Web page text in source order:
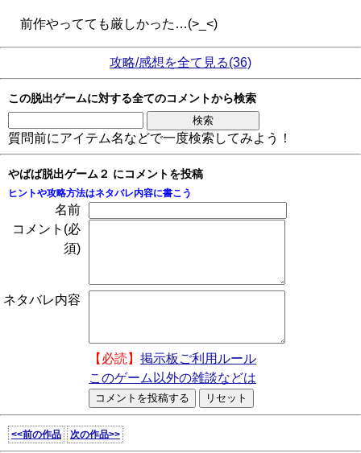
前作やってても厳しかった…(>_<)
攻略/感想を全て見る(36)
この脱出ゲームに対する全てのコメントから検索
質問前にアイテム名などで一度検索してみよう！
やばば脱出ゲーム２ にコメントを投稿
ヒントや攻略方法はネタバレ内容に書こう
名前
コメント(必
須)
ネタバレ内容
【必読】 掲示板ご利用ルール
このゲーム以外の雑談などは
<<前の作品 次の作品>>